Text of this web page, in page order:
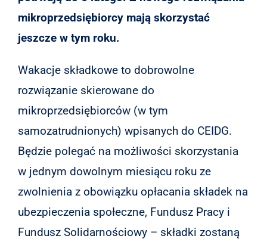
mikroprzedsiębiorcy mają skorzystać
jeszcze w tym roku.
Wakacje składkowe to dobrowolne
rozwiązanie skierowane do
mikroprzedsiębiorców (w tym
samozatrudnionych) wpisanych do CEIDG.
Będzie polegać na możliwości skorzystania
w jednym dowolnym miesiącu roku ze
zwolnienia z obowiązku opłacania składek na
ubezpieczenia społeczne, Fundusz Pracy i
Fundusz Solidarnościowy – składki zostaną